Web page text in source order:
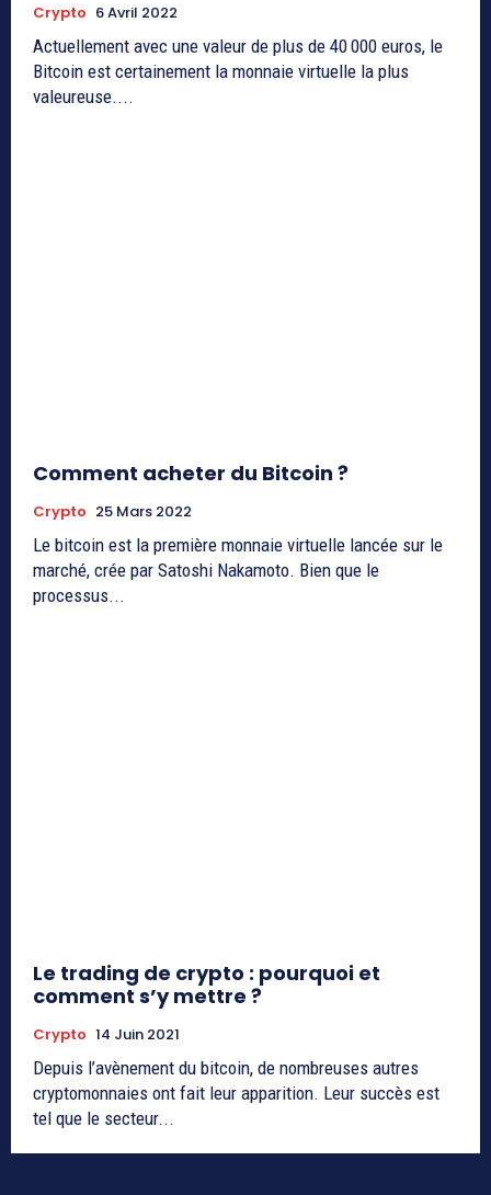
Crypto 6 Avril 2022
Actuellement avec une valeur de plus de 40 000 euros, le
Bitcoin est certainement la monnaie virtuelle la plus
valeureuse....
Comment acheter du Bitcoin ?
Crypto 25 Mars 2022
Le bitcoin est la première monnaie virtuelle lancée sur le
marché, crée par Satoshi Nakamoto. Bien que le
processus...
Le trading de crypto : pourquoi et
comment s’y mettre ?
Crypto 14 Juin 2021
Depuis l’avènement du bitcoin, de nombreuses autres
cryptomonnaies ont fait leur apparition. Leur succès est
tel que le secteur...